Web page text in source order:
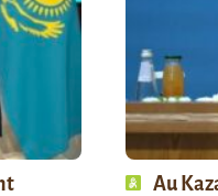
Au